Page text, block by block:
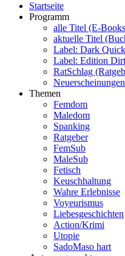
Startseite
Programm
alle Titel (E-
aktuelle Titel
Label: Dark
Label: Edition
RatSchlag
Neuerscheinungen
Themen
Femdom
Maledom
Spanking
Ratgeber
FemSub
MaleSub
Fetisch
Keuschhaltung
Wahre Erlebnisse
Voyeurismus
Liebesgeschichten
Action/Krimi
Utopie
SadoMaso hart